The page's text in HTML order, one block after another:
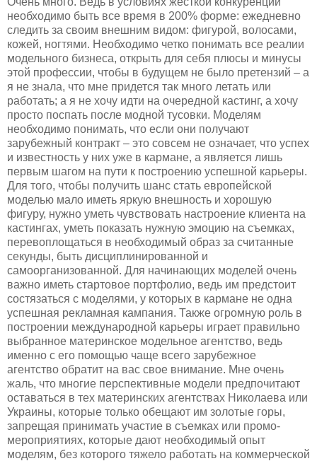
необходимо быть все время в 200% форме: ежедневно
следить за своим внешним видом: фигурой, волосами,
кожей, ногтями. Необходимо четко понимать все реалии
модельного бизнеса, открыть для себя плюсы и минусы
этой профессии, чтобы в будущем не было претензий – а
я не знала, что мне придется так много летать или
работать; а я не хочу идти на очередной кастинг, а хочу
просто поспать после модной тусовки. Моделям
необходимо понимать, что если они получают
зарубежный контракт – это совсем не означает, что успех
и известность у них уже в кармане, а является лишь
первым шагом на пути к построению успешной карьеры.
Для того, чтобы получить шанс стать европейской
моделью мало иметь яркую внешность и хорошую
фигуру, нужно уметь чувствовать настроение клиента на
кастингах, уметь показать нужную эмоцию на съемках,
перевоплощаться в необходимый образ за считанные
секунды, быть дисциплинированной и
самоорганизованной. Для начинающих моделей очень
важно иметь стартовое портфолио, ведь им предстоит
состязаться с моделями, у которых в кармане не одна
успешная рекламная кампания. Также огромную роль в
построении международной карьеры играет правильно
выбранное материнское модельное агентство, ведь
именно с его помощью чаще всего зарубежное
агентство обратит на вас свое внимание. Мне очень
жаль, что многие перспективные модели предпочитают
оставаться в тех материнских агентствах Николаева или
Украины, которые только обещают им золотые горы,
запрещая принимать участие в съемках или промо-
мероприятиях, которые дают необходимый опыт
моделям, без которого тяжело работать на коммерческой